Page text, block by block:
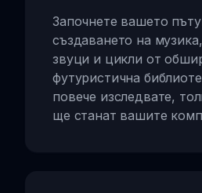
Започнете вашето
създаването на
звуци и цикли от
футуристична
повече изследвате,
ще станат вашите